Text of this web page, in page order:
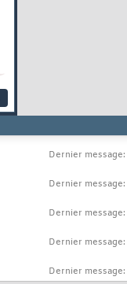
Dernier message:
Dernier message:
Dernier message:
Dernier message:
Dernier message: